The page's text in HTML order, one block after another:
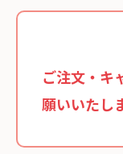
ご注文・キ
願いいたし